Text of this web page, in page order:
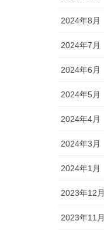
2024年8月
2024年7月
2024年6月
2024年5月
2024年4月
2024年3月
2024年1月
2023年12月
2023年11月